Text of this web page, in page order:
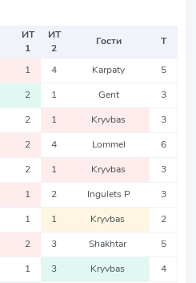
ИТ
1
ИТ
2
Гости Т
1 4 Karpaty 5
2 1 Gent 3
2 1 Kryvbas 3
2 4 Lommel 6
2 1 Kryvbas 3
1 2 Ingulets P 3
1 1 Kryvbas 2
2 3 Shakhtar 5
1 3 Kryvbas 4